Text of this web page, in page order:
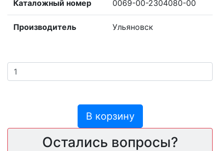
Каталожный номер 0069-00-2304080-00
Производитель Ульяновск
В корзину
Остались вопросы?